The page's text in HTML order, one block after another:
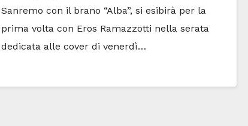
Sanremo con il brano “Alba”, si esibirà per la
prima volta con Eros Ramazzotti nella serata
dedicata alle cover di venerdì…